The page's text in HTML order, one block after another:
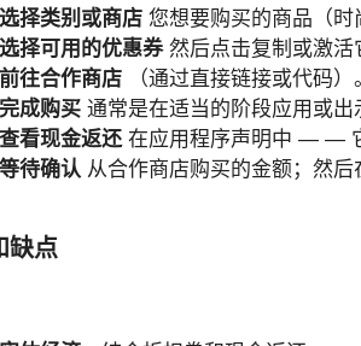
选择类别或商店 您想要购买的商品（
选择可用的优惠券然后点击复制或激活
前往合作商店 （通过直接链接或代码）
完成购买 通常是在适当的阶段应用或出
查看现金返还在应用程序声明中 — —
等待确认 从合作商店购买的金额；然后
缺点